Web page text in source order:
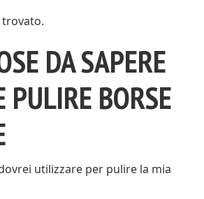
DA SAPERE
PULIRE BORSE
utilizzare per pulire la mia